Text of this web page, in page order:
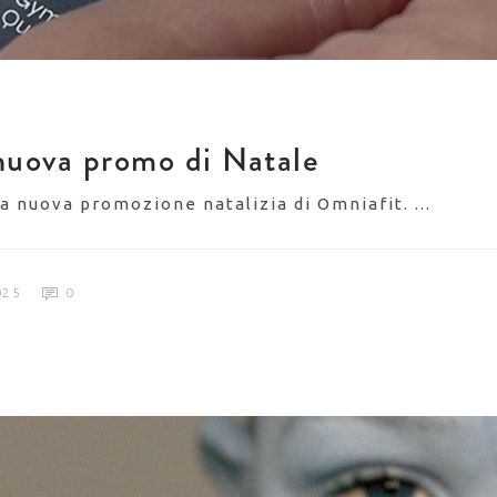
promo di Natale
nuova promozione natalizia di Omniafit.
0